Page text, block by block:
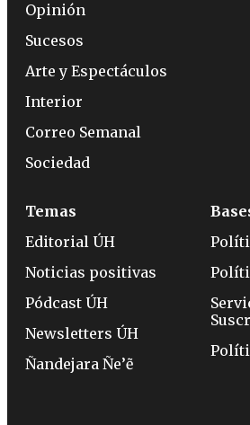
Opinión
Sucesos
Arte y Espectáculos
Interior
Correo Semanal
Sociedad
Temas
Editorial ÚH
Noticias positivas
Pódcast ÚH
Newsletters ÚH
Ñandejara Ñe’ẽ